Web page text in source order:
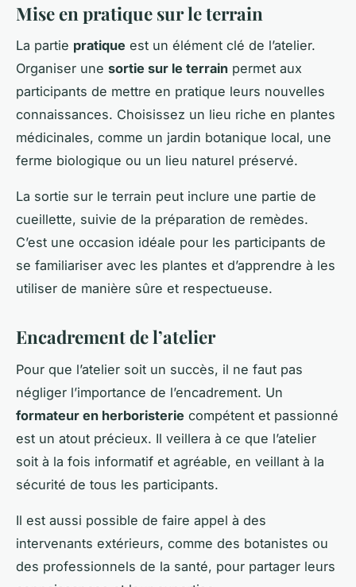
Mise en pratique sur le terrain
La partie pratique est un élément clé de l’atelier.
Organiser une sortie sur le terrain permet aux
participants de mettre en pratique leurs nouvelles
connaissances. Choisissez un lieu riche en plantes
médicinales, comme un jardin botanique local, une
ferme biologique ou un lieu naturel préservé.
La sortie sur le terrain peut inclure une partie de
cueillette, suivie de la préparation de remèdes.
C’est une occasion idéale pour les participants de
se familiariser avec les plantes et d’apprendre à les
utiliser de manière sûre et respectueuse.
Encadrement de l’atelier
Pour que l’atelier soit un succès, il ne faut pas
négliger l’importance de l’encadrement. Un
formateur en herboristerie compétent et passionné
est un atout précieux. Il veillera à ce que l’atelier
soit à la fois informatif et agréable, en veillant à la
sécurité de tous les participants.
Il est aussi possible de faire appel à des
intervenants extérieurs, comme des botanistes ou
des professionnels de la santé, pour partager leurs